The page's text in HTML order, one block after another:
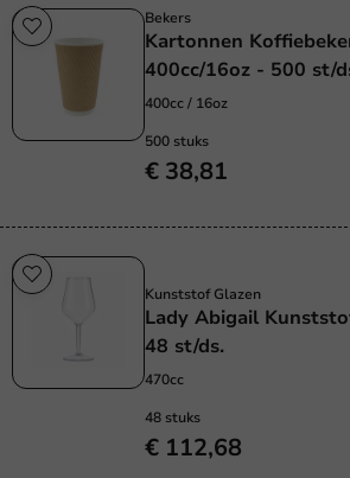
Bekers
Kartonnen
400cc/16oz - 500 st/
400cc / 16oz
500 stuks
€ 38,81
Kunststof Glazen
Lady Abigail
48 st/ds.
470cc
48 stuks
€ 112,68